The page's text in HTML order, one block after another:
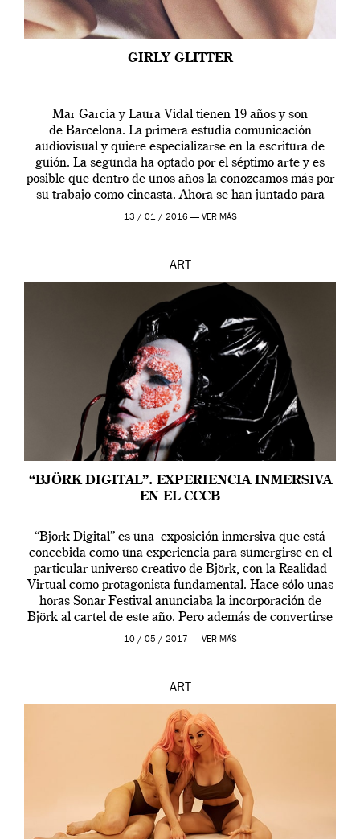
GIRLY GLITTER
Mar Garcia y Laura Vidal tienen 19 años y son
de Barcelona. La primera estudia comunicación
audiovisual y quiere especializarse en la escritura de
guión. La segunda ha optado por el séptimo arte y es
posible que dentro de unos años la conozcamos más por
su trabajo como cineasta. Ahora se han juntado para
contarnos una […]
13 / 01 / 2016 — VER MÁS
ART
“BJÖRK DIGITAL”. EXPERIENCIA INMERSIVA
EN EL CCCB
“Bjork Digital” es una exposición inmersiva que está
concebida como una experiencia para sumergirse en el
particular universo creativo de Björk, con la Realidad
Virtual como protagonista fundamental. Hace sólo unas
horas Sonar Festival anunciaba la incorporación de
Björk al cartel de este año. Pero además de convertirse
en una de las actuaciones más relevantes […]
10 / 05 / 2017 — VER MÁS
ART